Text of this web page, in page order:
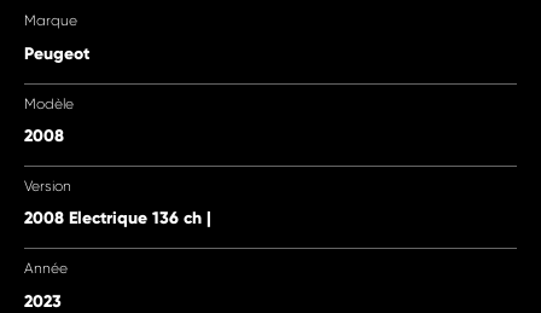
Marque
Peugeot
Modèle
2008
Version
2008 Electrique 136 ch |
Année
2023